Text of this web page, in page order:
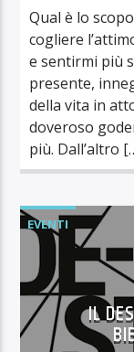
Qual è lo
cogliere
e sentirmi più
presente,
della vita in
doveroso
più. Dall’altro
EVENTI
IL